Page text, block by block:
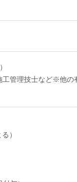
工管理技士など※他の
）